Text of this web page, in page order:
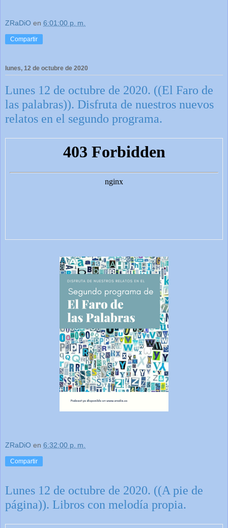
ZRaDiO en 6:01:00 p. m.
Compartir
lunes, 12 de octubre de 2020
Lunes 12 de octubre de 2020. ((El Faro de
las palabras)). Disfruta de nuestros nuevos
relatos en el segundo programa.
ZRaDiO en 6:32:00 p. m.
Compartir
Lunes 12 de octubre de 2020. ((A pie de
página)). Libros con melodía propia.